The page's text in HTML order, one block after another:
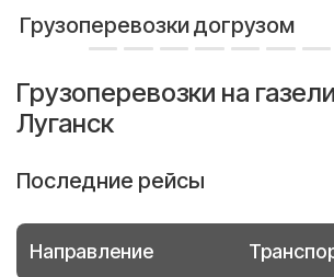
Грузоперевозки догрузом
Грузоперевозки на
Луганск
Последние рейсы
Направление